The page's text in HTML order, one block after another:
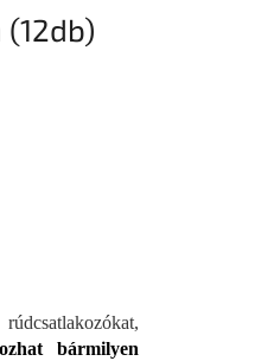
bármilyen